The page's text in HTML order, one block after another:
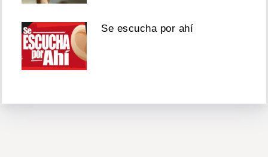
Se escucha por ahí